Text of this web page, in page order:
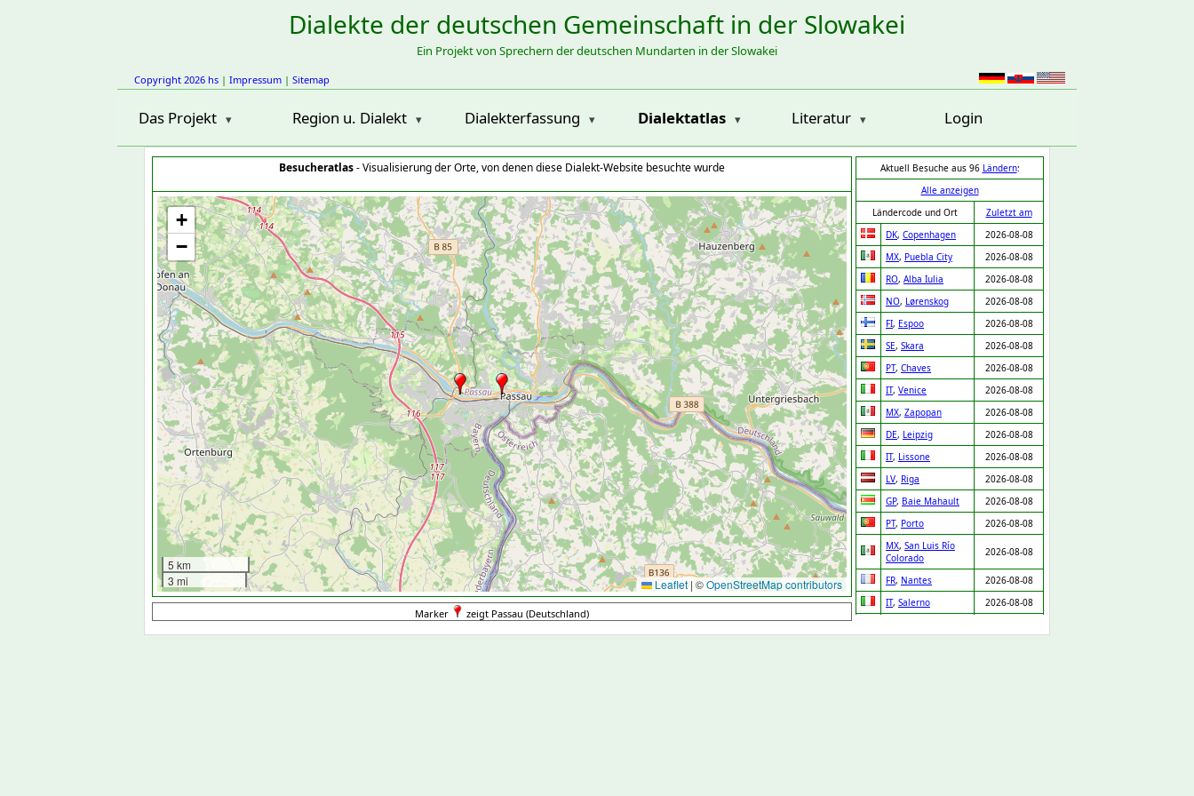
Dialekte der deutschen Gemeinschaft in der Slowakei
Ein Projekt von Sprechern der deutschen Mundarten in der Slowakei
Copyright 2026 hs | Impressum | Sitemap
Das Projekt Region u. Dialekt Dialekterfassung Dialektatlas Literatur Login
Besucheratlas- Visualisierung der Orte, von denen diese Dialekt-Website besuchte wurde
+
−
5 km
3 mi
Leaflet | ©OpenStreetMap contributors
Aktuell Besuche aus 96 Ländern:
Alle anzeigen
Ländercode und Ort
Zuletzt am
DK, Copenhagen
2026-08-08
MX, Puebla City
2026-08-08
RO, Alba Iulia
2026-08-08
NO, Lørenskog
2026-08-08
FI, Espoo
2026-08-08
SE, Skara
2026-08-08
PT, Chaves
2026-08-08
IT, Venice
2026-08-08
MX, Zapopan
2026-08-08
DE, Leipzig
2026-08-08
IT, Lissone
2026-08-08
LV, Riga
2026-08-08
GP, Baie Mahault
2026-08-08
PT, Porto
2026-08-08
MX, San Luis Río
Colorado
2026-08-08
FR, Nantes
2026-08-08
IT, Salerno
2026-08-08
Marker zeigt Passau (Deutschland)